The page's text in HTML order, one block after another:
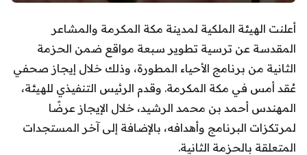
أعلنت الهيئة الملكية لمدينة مكة المكرمة والمشاعر
المقدسة عن ترسية تطوير سبعة مواقع ضمن الحزمة
الثانية من برنامج الأحياء المطورة، وذلك خلال إيجاز صحفي
عُقد أمس في مكة المكرمة. وقدم الرئيس التنفيذي للهيئة،
المهندس أحمد بن محمد الرشيد، خلال الإيجاز عرضًا
لمرتكزات البرنامج وأهدافه، بالإضافة إلى آخر المستجدات
المتعلقة بالحزمة الثانية.